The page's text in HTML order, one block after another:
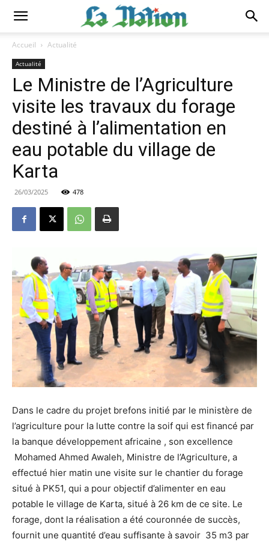
Accueil Actualité
Actualité
Le Ministre de l’Agriculture
visite les travaux du forage
destiné à l’alimentation en
eau potable du village de
Karta
26/03/2025 478
Dans le cadre du projet brefons initié par le ministère de
l’agriculture pour la lutte contre la soif qui est financé par
la banque développement africaine , son excellence
Mohamed Ahmed Awaleh, Ministre de l’Agriculture, a
effectué hier matin une visite sur le chantier du forage
situé à PK51, qui a pour objectif d’alimenter en eau
potable le village de Karta, situé à 26 km de ce site. Le
forage, dont la réalisation a été couronnée de succès,
fournit une quantité d’eau suffisante à savoir 35 m3 par